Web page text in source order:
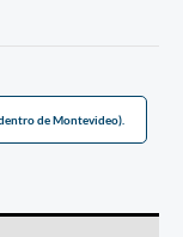
de Montevideo).